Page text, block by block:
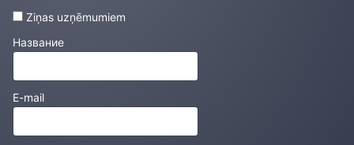
Ziņas uzņēmumiem
Название
E-mail